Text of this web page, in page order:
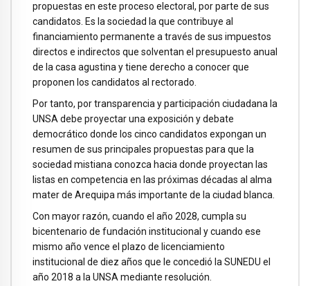
propuestas en este proceso electoral, por parte de sus
candidatos. Es la sociedad la que contribuye al
financiamiento permanente a través de sus impuestos
directos e indirectos que solventan el presupuesto anual
de la casa agustina y tiene derecho a conocer que
proponen los candidatos al rectorado.
Por tanto, por transparencia y participación ciudadana la
UNSA debe proyectar una exposición y debate
democrático donde los cinco candidatos expongan un
resumen de sus principales propuestas para que la
sociedad mistiana conozca hacia donde proyectan las
listas en competencia en las próximas décadas al alma
mater de Arequipa más importante de la ciudad blanca.
Con mayor razón, cuando el año 2028, cumpla su
bicentenario de fundación institucional y cuando ese
mismo año vence el plazo de licenciamiento
institucional de diez años que le concedió la SUNEDU el
año 2018 a la UNSA mediante resolución.